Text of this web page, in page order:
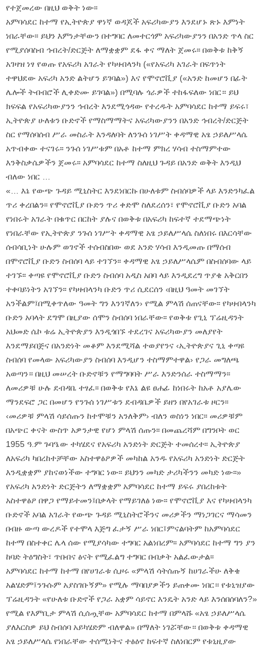
የተጀመረው በዚህ ወቅት ነው፡፡
አምባሳደር ከተማ የኢትዮጵያ ዋነኛ ወዳጆች አፍሪካውያን እንደሆኑ ጽኑ እምነት
ነበራቸው፡፡ ይህን እምነታቸውን በተግባር ለመተርጎም አፍሪካውያንን በአንድ ጥላ ስር
የሚያሰባስብ ኅብረት/ድርጅት ለማቋቋም ደፋ ቀና ማለት ጀመሩ፡፡ በወቅቱ ከቅኝ
አገዛዝ ነፃ የወጡ የአፍሪካ አገራት የካዛብላንካ («የአፍሪካ አገራት በፍጥነት
ተዋህደው አፍሪካ አንድ ልትሆን ይገባል») እና የሞኖሮቪያ («አንድ ከመሆን በፊት
ሌሎች ትብብሮች ሊቀድሙ ይገባል») በሚባሉ ጎራዎች ተከፋፍለው ነበር። ይህ
ክፍፍል የአፍሪካውያንን ኅብረት እንደሚጎዳው የተረዱት አምባሳደር ከተማ ይፍሩ፣
ኢትዮጵያ ሁለቱን ቡድኖች የማስማማትና አፍሪካውያንን በአንድ ኅብረት/ድርጅት
ስር የማሰባሰብ ሥራ መስራት እንዳለባት ለንጉሰ ነገሥት ቀዳማዊ አፄ ኃይለሥላሴ
አጥብቀው ተናገሩ፡፡ ንጉሰ ነገሥቱም በአቶ ከተማ ምክረ ሃሳብ ተስማምተው
እንቅስቃሴዎችን ጀመሩ፡፡ አምባሳደር ከተማ ስለዚህ ጉዳይ በአንድ ወቅት እንዲህ
ብለው ነበር …
«… እኔ የውጭ ጉዳይ ሚኒስትር እንደነበርኩ በሁለቱም ስብሰባዎች ላይ እንድንካፈል
ጥሪ ቀረበልን፡፡ የሞኖሮቪያ ቡድን ጥሪ ቀድሞ ስለደረሰን፣ የሞኖሮቪያ ቡድን አባል
የነበሩት አገራት በቁጥር በርከት ያሉና በወቅቱ በአፍሪካ ከፍተኛ ተደማጭነት
የነበራቸው የኢትዮጵያ ንጉሰ ነገሥት ቀዳማዊ አፄ ኃይለሥላሴ ስለነበሩ በእርሳቸው
ሰብሳቢነት ሁሉም ወገኖች ተሰብስበው ወደ አንድ ሃሳብ እንዲመጡ በማሰብ
በሞኖሮቪያ ቡድን ስብሰባ ላይ ተገኘን፡፡ ቀዳማዊ አፄ ኃይለሥላሴም በስብሰባው ላይ
ተገኙ፡፡ ቀጣዩ የሞኖሮቪያ ቡድን ስብሰባ አዲስ አበባ ላይ እንዲደረግ ጥያቄ አቅርበን
ተቀባይነትን አገኘን፡፡ የካዛብላንካ ቡድን ጥሪ ሲደርሰን ‹በዚህ ዓመት መገኘት
አንችልም፤በሚቀጥለው ዓመት ግን እንገኛለን› የሚል ምላሽ ሰጠናቸው፡፡ የካዛብላንካ
ቡድን አባላት ደግሞ በዚያው ሰሞን ስብሰባ ነበራቸው፡፡ የወቅቱ የጊኒ ፕሬዚዳንት
አህመድ ሴኮ ቱሬ ኢትዮጵያን እንዲጎበኙ ተደረገና አፍሪካውያን መለያየት
እንደማይበጅና በአንድነት መቆም እንደሚሻል ተወያየንና ‹ኢትዮጵያና ጊኒ ቀጣዩ
ስብሰባ የመላው አፍሪካውያን ስብሰባ እንዲሆን ተስማምተዋል› የጋራ መግለጫ
አወጣን። በዚህ መሠረት ቡድኖቹን የማግባባት ሥራ እንድንሰራ ተስማማን፡፡
ለመሪዎቹ ሁሉ ደብዳቤ ተፃፈ፡፡ በወቅቱ የእኔ ልዩ ፀሐፊ ከነበሩት ከአቶ አያሌው
ማንደፍሮ ጋር በመሆን የንጉሰ ነገሥቱን ደብዳቤዎች ይዘን በየአገራቱ ዞርን፡፡
‹መሪዎቹ ምላሽ ሳይሰጡን ከተሞቹን አንለቅም› ብለን ወስነን ነበር፡፡ መሪዎቹም
በአጭር ቀናት ውስጥ አዎንታዊ የሆነ ምላሽ ሰጡን፡፡ በመጨረሻም በግንቦት ወር
1955 ዓ.ም ጉባዔው ተካሄደና የአፍሪካ አንድነት ድርጅት ተመሰረተ፡፡ ኢትዮጵያ
ለአፍሪካ ካበረከተቻቸው አስተዋፅዖዎች መካከል አንዱ የአፍሪካ አንድነት ድርጅት
እንዲቋቋም ያከናወነችው ተግባር ነው፡፡ ይህንን መካድ ታሪካችንን መካድ ነው፡፡»
የአፍሪካ አንድነት ድርጅትን ለማቋቋም አምባሳደር ከተማ ይፍሩ ያበረከቱት
አስተዋፅዖ በዋጋ የማይተመን፤በቃላት የማይገለፅ ነው፡፡ የሞኖሮቪያ እና የካዛብላንካ
ቡድኖች አባል አገራት የውጭ ጉዳይ ሚኒስትሮችንና መሪዎችን ማነጋገርና ማሳመን
በብዙ ውጣ ውረዶች የተሞላ እጅግ ፈታኝ ሥራ ነበር፤ምናልባትም ከአምባሳደር
ከተማ በስተቀር ሌላ ሰው የሚያሳካው ተግባር አልነበረም፡፡ አምባሳደር ከተማ ግን ያን
ከባድ ትዕግስት፣ ጥበብና ፅናት የሚፈልግ ተግባር በብቃት አልፈውታል፡፡
አምባሳደር ከተማ ከተማ በየሀገራቱ ሲዞሩ «ምላሽ ሳትሰጡኝ ከሀገራችሁ ለቅቄ
አልሄድም፤ንጉሱም አያስገቡኝም» የሚሉ ማባበያዎችን ይጠቀሙ ነበር። የቱኒዝያው
ፕሬዚዳንት «የሁለቱ ቡድኖች የጋራ አቋም ሳይኖር እንዴት አንድ ላይ እንሰበሰባለን?»
የሚል የእምቢታ ምላሽ ሲሰጧቸው አምባሳደር ከተማ በምላሹ «አፄ ኃይለሥላሴ
ያለእርስዎ ይህ ስብሰባ አይካሄድም ብለዋል» በማለት ነገሯቸው። በወቅቱ ቀዳማዊ
አፄ ኃይለሥላሴ የነበራቸው ተሰሚነትና ተፅዕኖ ከፍተኛ ስለነበርም የቱኒዚያው